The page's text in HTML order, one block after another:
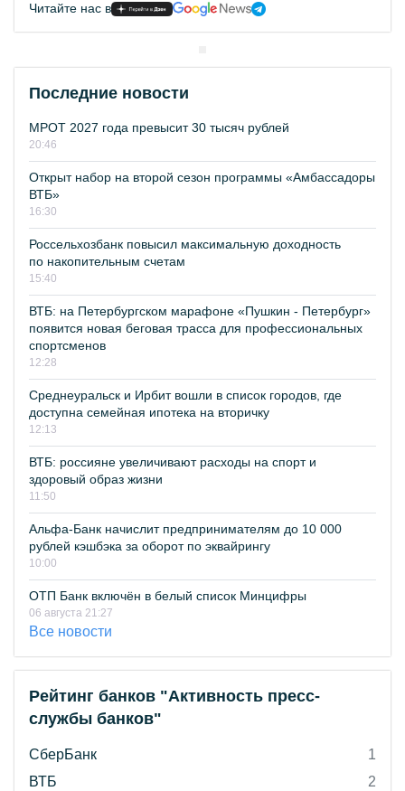
Читайте нас в
Последние новости
МРОТ 2027 года превысит 30 тысяч рублей
20:46
Открыт набор на второй сезон программы «Амбассадоры
ВТБ»
16:30
Россельхозбанк повысил максимальную доходность
по накопительным счетам
15:40
ВТБ: на Петербургском марафоне «Пушкин - Петербург»
появится новая беговая трасса для профессиональных
спортсменов
12:28
Среднеуральск и Ирбит вошли в список городов, где
доступна семейная ипотека на вторичку
12:13
ВТБ: россияне увеличивают расходы на спорт и
здоровый образ жизни
11:50
Альфа-Банк начислит предпринимателям до 10 000
рублей кэшбэка за оборот по эквайрингу
10:00
ОТП Банк включён в белый список Минцифры
06 августа 21:27
Все новости
Рейтинг банков "Активность пресс-
службы банков"
СберБанк
1
ВТБ
2